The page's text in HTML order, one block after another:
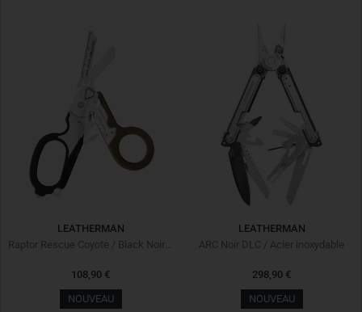
LEATHERMAN
Raptor Rescue Coyote / Black Noir Brun
108,90 €
NOUVEAU
LEATHERMAN
ARC Noir DLC / Acier inoxydable
298,90 €
NOUVEAU